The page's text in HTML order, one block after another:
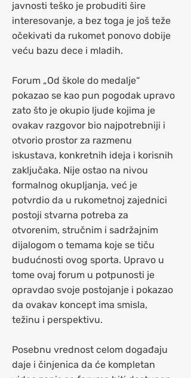
javnosti teško je probuditi šire
interesovanje, a bez toga je još teže
očekivati da rukomet ponovo dobije
veću bazu dece i mladih.
Forum „Od škole do medalje“
pokazao se kao pun pogodak upravo
zato što je okupio ljude kojima je
ovakav razgovor bio najpotrebniji i
otvorio prostor za razmenu
iskustava, konkretnih ideja i korisnih
zaključaka. Nije ostao na nivou
formalnog okupljanja, već je
potvrdio da u rukometnoj zajednici
postoji stvarna potreba za
otvorenim, stručnim i sadržajnim
dijalogom o temama koje se tiču
budućnosti ovog sporta. Upravo u
tome ovaj forum u potpunosti je
opravdao svoje postojanje i pokazao
da ovakav koncept ima smisla,
težinu i perspektivu.
Posebnu vrednost celom događaju
daje i činjenica da će kompletan